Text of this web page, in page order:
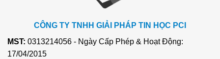
CÔNG TY TNHH GIẢI PHÁP TIN HỌC PCI
MST: 0313214056 - Ngày Cấp Phép & Hoạt Động:
17/04/2015